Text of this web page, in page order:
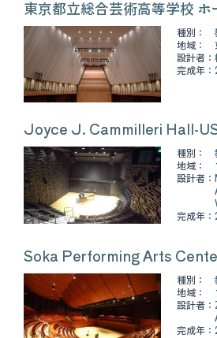
東京都立総合芸術高等学校 ホ
種別：
地域：
設計者：
完成年：
Joyce J. Cammilleri Hall-
種別：
地域：
設計者：
完成年：
Soka Performing Arts
種別：
地域：
設計者：
完成年：